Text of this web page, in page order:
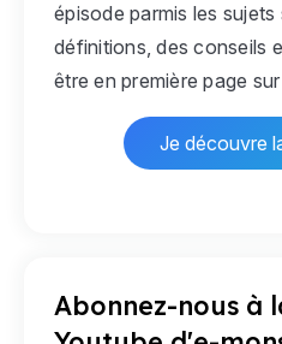
épisode parmis les sujets
définitions, des conseils
être en première page
Je découvre
Abonnez-nous à